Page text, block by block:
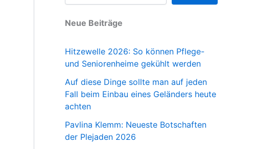
Neue Beiträge
Hitzewelle 2026: So können Pflege-
und Seniorenheime gekühlt werden
Auf diese Dinge sollte man auf jeden
Fall beim Einbau eines Geländers heute
achten
Pavlina Klemm: Neueste Botschaften
der Plejaden 2026